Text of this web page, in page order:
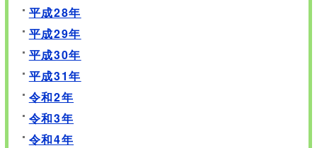
平成28年
平成29年
平成30年
平成31年
令和2年
令和3年
令和4年